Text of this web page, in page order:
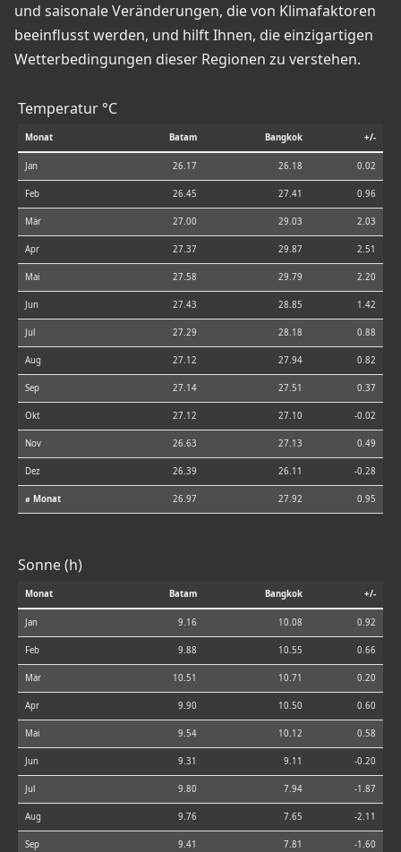
und saisonale Veränderungen, die von Klimafaktoren
beeinflusst werden, und hilft Ihnen, die einzigartigen
Wetterbedingungen dieser Regionen zu verstehen.
Temperatur °C
Monat Batam Bangkok +/-
Jan 26.17 26.18 0.02
Feb 26.45 27.41 0.96
Mär 27.00 29.03 2.03
Apr 27.37 29.87 2.51
Mai 27.58 29.79 2.20
Jun 27.43 28.85 1.42
Jul 27.29 28.18 0.88
Aug 27.12 27.94 0.82
Sep 27.14 27.51 0.37
Okt 27.12 27.10 -0.02
Nov 26.63 27.13 0.49
Dez 26.39 26.11 -0.28
⌀ Monat 26.97 27.92 0.95
Sonne (h)
Monat Batam Bangkok +/-
Jan 9.16 10.08 0.92
Feb 9.88 10.55 0.66
Mär 10.51 10.71 0.20
Apr 9.90 10.50 0.60
Mai 9.54 10.12 0.58
Jun 9.31 9.11 -0.20
Jul 9.80 7.94 -1.87
Aug 9.76 7.65 -2.11
Sep 9.41 7.81 -1.60